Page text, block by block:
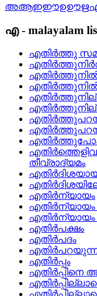
അആഇഈഉഊഋ
എ- malayalam
എതിര്‍ത്തു
തീവ്രാദ്യമം
എതിര്‍ന്യായം
എതിര്‍ന്യായം
എതിര്‍പക്ഷം
എതിര്‍പദം
എതിര്‍പ്പം
എതിര്‍പ്പിനെ